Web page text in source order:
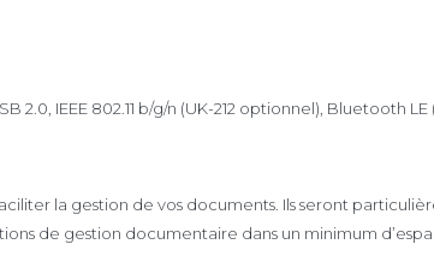
2.0, IEEE 802.11 b/g/n (UK-212 optionnel), Bluetooth
la gestion de vos documents. Ils seront
de gestion documentaire dans un minimum